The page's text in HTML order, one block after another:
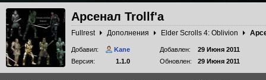
Арсенал Trollf'а
Fullrest Дополнения Elder Scrolls 4: Oblivion
Добавил:
Kane
Версия:
1.1.0
Добавлен:
29 Июня 2011
Обновлен:
29 Июня 2011